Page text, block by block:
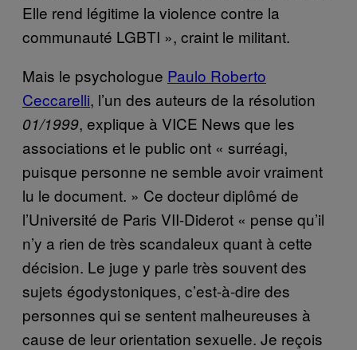
Elle rend légitime la violence contre la
communauté LGBTI », craint le militant.
Mais le psychologue Paulo Roberto
Ceccarelli, l’un des auteurs de la résolution
01/1999, explique à VICE News que les
associations et le public ont « surréagi,
puisque personne ne semble avoir vraiment
lu le document. » Ce docteur diplômé de
l’Université de Paris VII-Diderot « pense qu’il
n’y a rien de très scandaleux quant à cette
décision. Le juge y parle très souvent des
sujets égodystoniques, c’est-à-dire des
personnes qui se sentent malheureuses à
cause de leur orientation sexuelle. Je reçois